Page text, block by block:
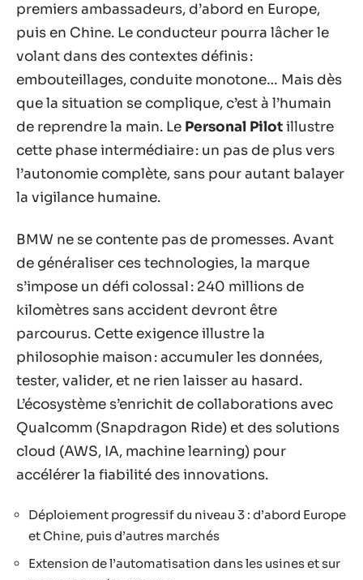
premiers ambassadeurs, d’abord en Europe,
puis en Chine. Le conducteur pourra lâcher le
volant dans des contextes définis :
embouteillages, conduite monotone… Mais dès
que la situation se complique, c’est à l’humain
de reprendre la main. Le Personal Pilotillustre
cette phase intermédiaire : un pas de plus vers
l’autonomie complète, sans pour autant balayer
la vigilance humaine.
BMW ne se contente pas de promesses. Avant
de généraliser ces technologies, la marque
s’impose un défi colossal : 240 millions de
kilomètres sans accident devront être
parcourus. Cette exigence illustre la
philosophie maison : accumuler les données,
tester, valider, et ne rien laisser au hasard.
L’écosystème s’enrichit de collaborations avec
Qualcomm (Snapdragon Ride) et des solutions
cloud (AWS, IA, machine learning) pour
accélérer la fiabilité des innovations.
Déploiement progressif du niveau 3 : d’abord Europe
et Chine, puis d’autres marchés
Extension de l’automatisation dans les usines et sur